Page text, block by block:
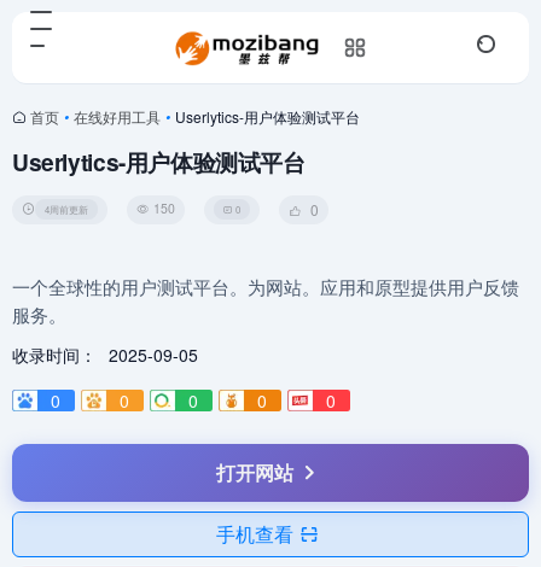
首页 • 在线好用工具 • Userlytics-用户体验测试平台
Userlytics-用户体验测试平台
4周前更新 150 0 0
一个全球性的用户测试平台。为网站。应用和原型提供用户反馈
服务。
收录时间：
2025-09-05
0
0 0 0 0
打开网站
手机查看